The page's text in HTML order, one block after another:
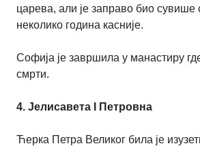
царева, али је заправо био сувише
неколико година касније.
Софија је завршила у манастиру
смрти.
4. Јелисавета I Петровна
Ћерка Петра Великог била је